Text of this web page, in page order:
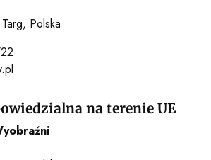
Polska
na terenie UE